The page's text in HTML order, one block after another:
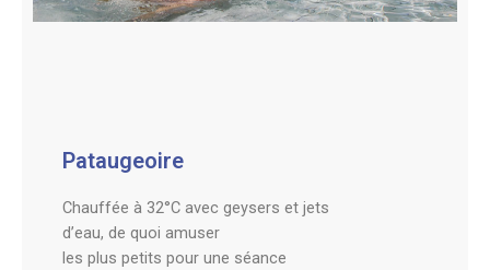
Pataugeoire
Chauffée à 32°C avec geysers et jets
d’eau, de quoi amuser
les plus petits pour une séance